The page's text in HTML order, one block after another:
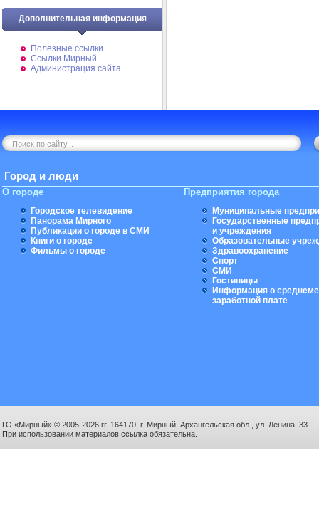
Дополнительная информация
Полезные ссылки
Ссылки Мирный
Администрация сайта
Город и люди
О городе
Городское телевидение
Панорама Мирного
Публикации о городе в СМИ
Книги о городе
Фильмы о городе
Предприятия города
Муниципальные
Государственные
и учреждения
Образовательные
Здравоохранение
Спорт
СМИ
Гостиницы
Информация о
заработной плате
ГО «Мирный» © 2005-2026 гг. 164170, г. Мирный, Архангельская обл., ул. Ленина, 33.
При использовании материалов ссылка обязательна.